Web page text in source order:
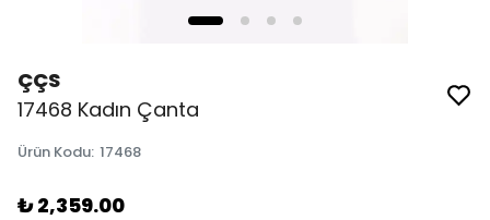
ÇÇS
17468 Kadın Çanta
Ürün Kodu: 17468
₺ 2,359.00